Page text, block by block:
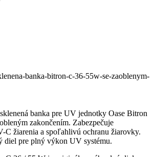
banka-bitron-c-36-55w-se-zaoblenym-
banka pre UV jednotky Oase Bitron
zakončením. Zabezpečuje
C žiarenia a spoľahlivú ochranu žiarovky.
diel pre plný výkon UV systému.